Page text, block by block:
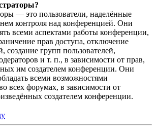
— это пользователи, наделённые
контроля над конференцией. Они
всеми аспектами работы конференции,
прав доступа, отключение
создание групп пользователей,
и т. п., в зависимости от прав,
им создателем конференции. Они
всеми возможностями
всех форумах, в зависимости от
создателем конференции.